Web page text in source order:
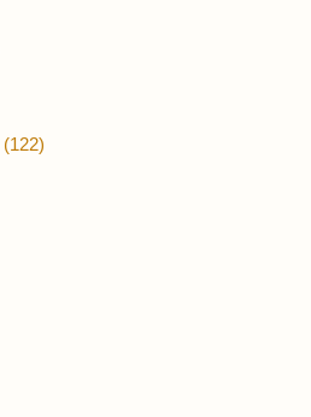
(122)